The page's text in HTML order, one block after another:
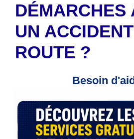
DÉMARCHES
UN
ROUTE ?
Besoin